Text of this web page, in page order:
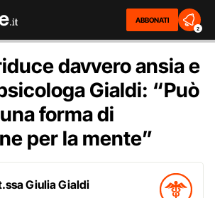
ABBONATI
2
davvero ansia e
Gialdi: “Può
forma di
per la mente”
Giulia Gialdi